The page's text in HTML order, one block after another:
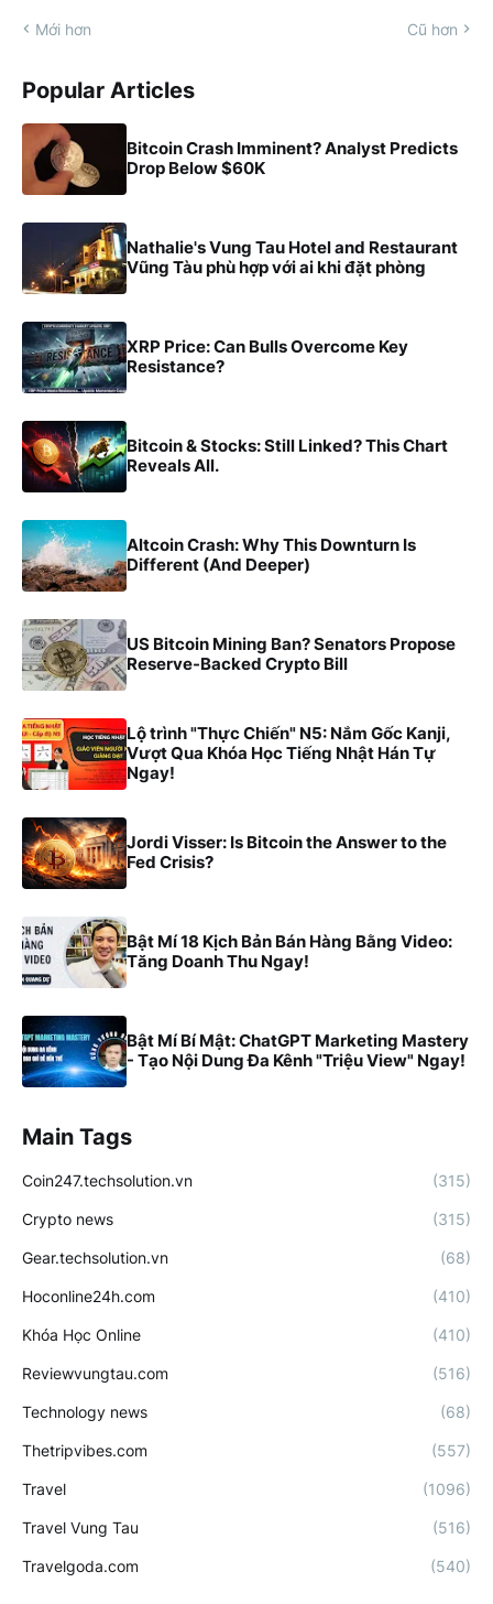
Mới hơn Cũ hơn
Popular Articles
Bitcoin Crash Imminent? Analyst Predicts
Drop Below $60K
Nathalie's Vung Tau Hotel and Restaurant
Vũng Tàu phù hợp với ai khi đặt phòng
XRP Price: Can Bulls Overcome Key
Resistance?
Bitcoin & Stocks: Still Linked? This Chart
Reveals All.
Altcoin Crash: Why This Downturn Is
Different (And Deeper)
US Bitcoin Mining Ban? Senators Propose
Reserve-Backed Crypto Bill
Lộ trình "Thực Chiến" N5: Nắm Gốc Kanji,
Vượt Qua Khóa Học Tiếng Nhật Hán Tự
Ngay!
Jordi Visser: Is Bitcoin the Answer to the
Fed Crisis?
Bật Mí 18 Kịch Bản Bán Hàng Bằng Video:
Tăng Doanh Thu Ngay!
Bật Mí Bí Mật: ChatGPT Marketing Mastery
- Tạo Nội Dung Đa Kênh "Triệu View" Ngay!
Main Tags
Coin247.techsolution.vn (315)
Crypto news (315)
Gear.techsolution.vn (68)
Hoconline24h.com (410)
Khóa Học Online (410)
Reviewvungtau.com (516)
Technology news (68)
Thetripvibes.com (557)
Travel (1096)
Travel Vung Tau (516)
Travelgoda.com (540)